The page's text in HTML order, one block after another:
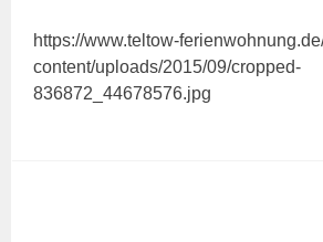
https://www.teltow-
content/uploads/2015/09/cropped-
836872_44678576.jpg